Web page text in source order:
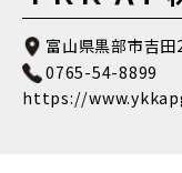
富山県黒部市吉
0765-54-8899
https://